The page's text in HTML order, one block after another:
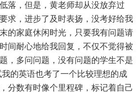
落，但是，黄老师却从没放弃过
求，进步了及时表扬，没考好给我
的家庭休闲时光，只要我有问题请
间耐心地给我回复，不仅不觉得被
，多问问题，没有问题的学生不是
的英语也考了一个比较理想的成
分数有时像个里程碑，标记着自己